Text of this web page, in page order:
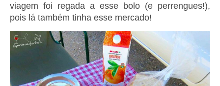
viagem foi regada a esse bolo (e perrengues!),
pois lá também tinha esse mercado!